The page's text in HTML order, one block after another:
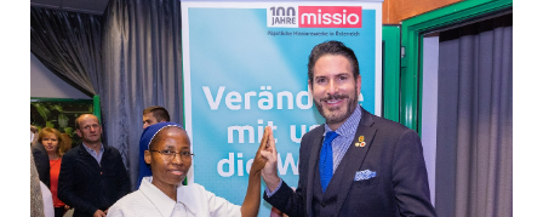
Welt
Aktionen
Jugend
Media